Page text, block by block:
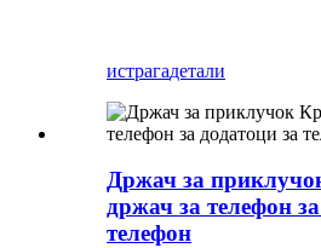
истрагадетали
Држач за
држач за телефон
телефон